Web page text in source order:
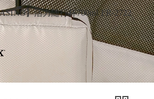
】活力随行杯700ml FR-2722